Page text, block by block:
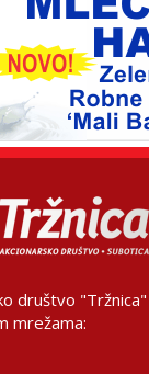
društvo
mrežama: